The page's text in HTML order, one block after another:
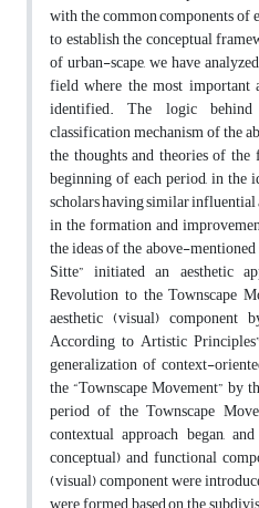
with the common components
to establish the conceptual
of urban-scape, we have
field where the most important
identified. The logic
classification mechanism of the
the thoughts and theories of
beginning of each period, in
scholars having similar
in the formation and
the ideas of the above-
Sitte” initiated an aesthetic
Revolution to the Townscape
aesthetic (visual) component
According to Artistic
generalization of context-
the “Townscape Movement” by
period of the Townscape
contextual approach began,
conceptual) and functional
(visual) component were